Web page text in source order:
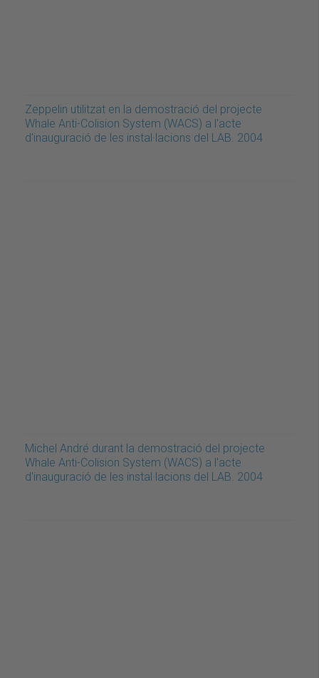
Zeppelin utilitzat en la demostració del projecte
Whale Anti-Colision System (WACS) a l'acte
d'inauguració de les instal·lacions del LAB. 2004
Michel André durant la demostració del projecte
Whale Anti-Colision System (WACS) a l'acte
d'inauguració de les instal·lacions del LAB. 2004